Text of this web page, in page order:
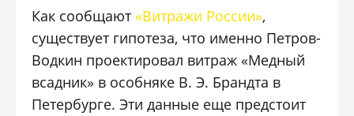
Как сообщают«Витражи России»,
существует гипотеза, что именно Петров-
Водкин проектировал витраж «Медный
всадник» в особняке В. Э. Брандта в
Петербурге. Эти данные еще предстоит